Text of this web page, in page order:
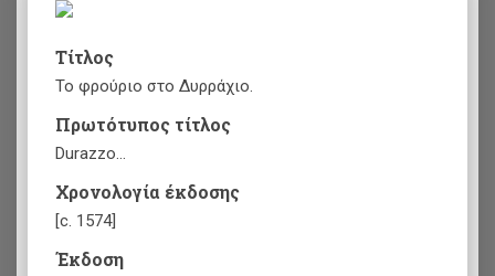
Τίτλος
Το φρούριο στο Δυρράχιο.
Πρωτότυπος τίτλος
Durazzo...
Χρονολογία έκδοσης
[c. 1574]
Έκδοση